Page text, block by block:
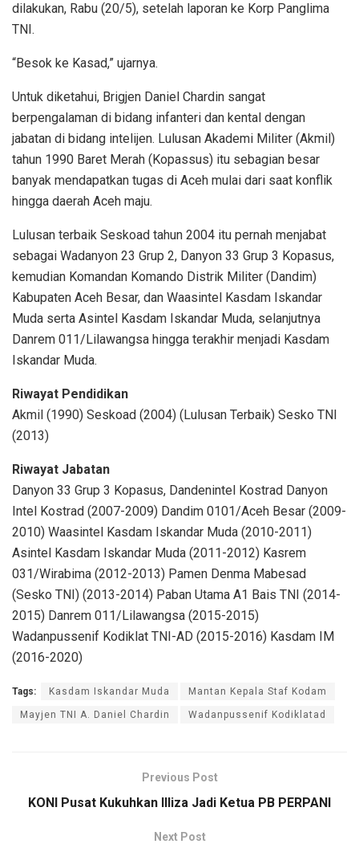
dilakukan, Rabu (20/5), setelah laporan ke Korp Panglima
TNI.
“Besok ke Kasad,” ujarnya.
Untuk diketahui, Brigjen Daniel Chardin sangat
berpengalaman di bidang infanteri dan kental dengan
jabatan di bidang intelijen. Lulusan Akademi Militer (Akmil)
tahun 1990 Baret Merah (Kopassus) itu sebagian besar
banyak mendapatkan tugas di Aceh mulai dari saat konflik
hingga daerah Aceh maju.
Lulusan terbaik Seskoad tahun 2004 itu pernah menjabat
sebagai Wadanyon 23 Grup 2, Danyon 33 Grup 3 Kopasus,
kemudian Komandan Komando Distrik Militer (Dandim)
Kabupaten Aceh Besar, dan Waasintel Kasdam Iskandar
Muda serta Asintel Kasdam Iskandar Muda, selanjutnya
Danrem 011/Lilawangsa hingga terakhir menjadi Kasdam
Iskandar Muda.
Riwayat Pendidikan
Akmil (1990) Seskoad (2004) (Lulusan Terbaik) Sesko TNI
(2013)
Riwayat Jabatan
Danyon 33 Grup 3 Kopasus, Dandenintel Kostrad Danyon
Intel Kostrad (2007-2009) Dandim 0101/Aceh Besar (2009-
2010) Waasintel Kasdam Iskandar Muda (2010-2011)
Asintel Kasdam Iskandar Muda (2011-2012) Kasrem
031/Wirabima (2012-2013) Pamen Denma Mabesad
(Sesko TNI) (2013-2014) Paban Utama A1 Bais TNI (2014-
2015) Danrem 011/Lilawangsa (2015-2015)
Wadanpussenif Kodiklat TNI-AD (2015-2016) Kasdam IM
(2016-2020)
Tags: Kasdam Iskandar Muda Mantan Kepala Staf Kodam
Mayjen TNI A. Daniel Chardin Wadanpussenif Kodiklatad
Previous Post
KONI Pusat Kukuhkan Illiza Jadi Ketua PB PERPANI
Next Post